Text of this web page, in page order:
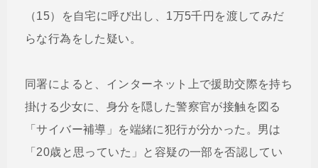
（15）を自宅に呼び出し、1万5千円を渡してみだ
らな行為をした疑い。
同署によると、インターネット上で援助交際を持ち
掛ける少女に、身分を隠した警察官が接触を図る
「サイバー補導」を端緒に犯行が分かった。男は
「20歳と思っていた」と容疑の一部を否認してい